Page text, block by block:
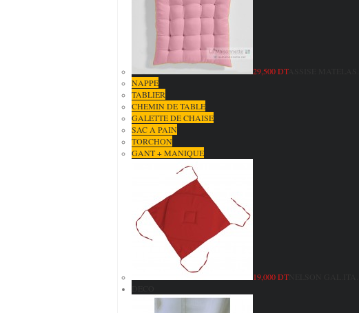
29,500 DTASSISE MATELAS...
NAPPE
TABLIER
CHEMIN DE TABLE
GALETTE DE CHAISE
SAC A PAIN
TORCHON
GANT + MANIQUE
19,000 DT